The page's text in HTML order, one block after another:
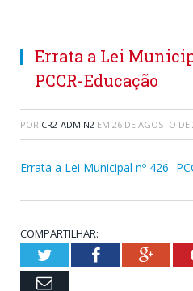
Errata a Lei
PCCR-Educação
POR CR2-ADMIN2 EM 26 DE AGOSTO DE
Errata a Lei Municipal nº 426-
COMPARTILHAR:
TwitterFacebook
Email